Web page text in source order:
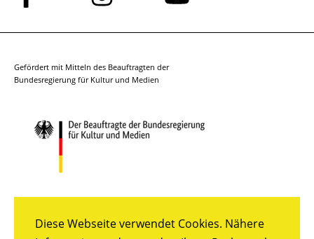
Diese Webseite verwendet Cookies. Nähere
uns
auf
uns
auf
auf
Gefördert mit Mitteln des Beauftragten der
Bundesregierung für Kultur und Medien